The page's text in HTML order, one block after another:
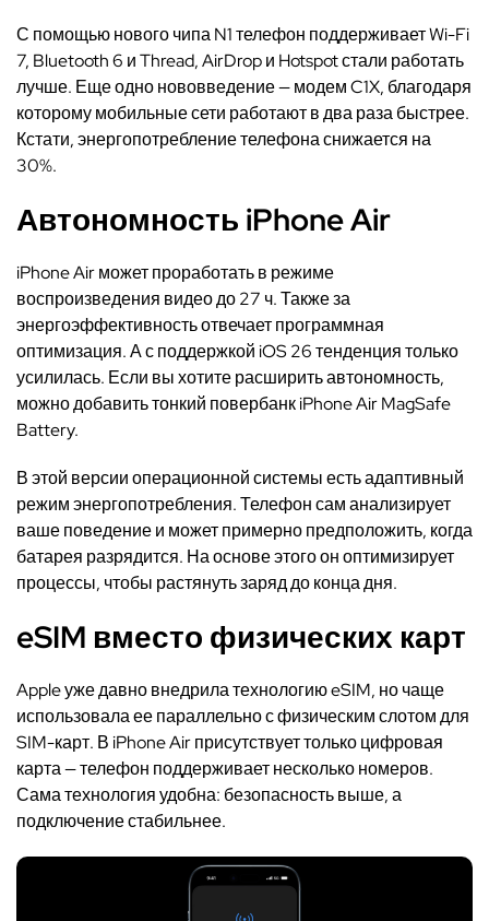
С помощью нового чипа N1 телефон поддерживает Wi-Fi
7, Bluetooth 6 и Thread, AirDrop и Hotspot стали работать
лучше. Еще одно нововведение — модем C1X, благодаря
которому мобильные сети работают в два раза быстрее.
Кстати, энергопотребление телефона снижается на
30%.
Автономность iPhone Air
iPhone Air может проработать в режиме
воспроизведения видео до 27 ч. Также за
энергоэффективность отвечает программная
оптимизация. А с поддержкой iOS 26 тенденция только
усилилась. Если вы хотите расширить автономность,
можно добавить тонкий повербанк iPhone Air MagSafe
Battery.
В этой версии операционной системы есть адаптивный
режим энергопотребления. Телефон сам анализирует
ваше поведение и может примерно предположить, когда
батарея разрядится. На основе этого он оптимизирует
процессы, чтобы растянуть заряд до конца дня.
eSIM вместо физических карт
Apple уже давно внедрила технологию eSIM, но чаще
использовала ее параллельно с физическим слотом для
SIM-карт. В iPhone Air присутствует только цифровая
карта — телефон поддерживает несколько номеров.
Сама технология удобна: безопасность выше, а
подключение стабильнее.